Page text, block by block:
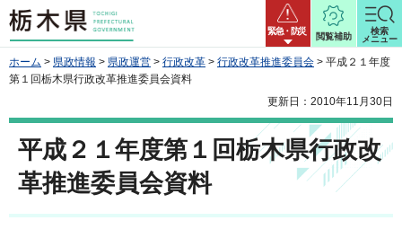
栃木県 緊急・防災
閲覧補助
検索
メニュー
ホーム > 県政情報 > 県政運営 > 行政改革 > 行政改革推進委員会 > 平成２１年度
第１回栃木県行政改革推進委員会資料
更新日：2010年11月30日
平成２１年度第１回栃木県行政改
革推進委員会資料